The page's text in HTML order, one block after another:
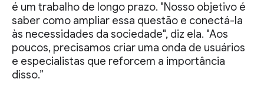
é um trabalho de longo prazo. "Nosso objetivo é
saber como ampliar essa questão e conectá-la
às necessidades da sociedade", diz ela. "Aos
poucos, precisamos criar uma onda de usuários
e especialistas que reforcem a importância
disso.”